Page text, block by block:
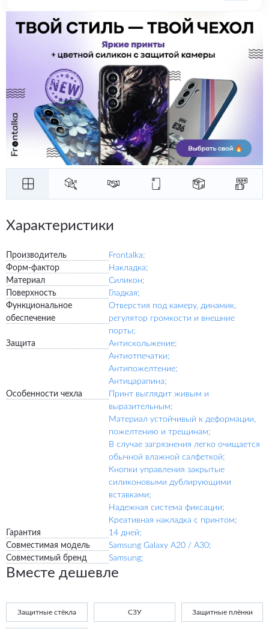
Характеристики
Производитель
Frontalka;
Форм-фактор
Накладка;
Материал
Силикон;
Поверхность
Гладкая;
Функциональное
обеспечение
Отверстия под камеру, динамик,
регулятор громкости и внешние
порты;
Защита
Антискольжение;
Антиотпечатки;
Антипожелтение;
Антицарапина;
Особенности чехла
Принт выглядит живым и
выразительным;
Материал устойчивый к деформации,
пожелтению и трещинам;
В случае загрязнения легко очищается
обычной влажной салфеткой;
Кнопки управления закрытые
силиконовыми дублирующими
вставками;
Надежная система фиксации;
Креативная накладка с принтом;
Гарантия
14 дней;
Совместимая модель
Samsung Galaxy A20 / A30;
Совместимый бренд
Samsung;
Вместе дешевле
Защитные стёкла СЗУ Защитные плёнки